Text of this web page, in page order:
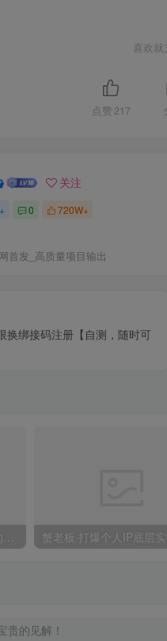
喜欢
点赞 217
关注
0
720W+
首发_高质量项目输出
换绑接码注册【自测，随时可